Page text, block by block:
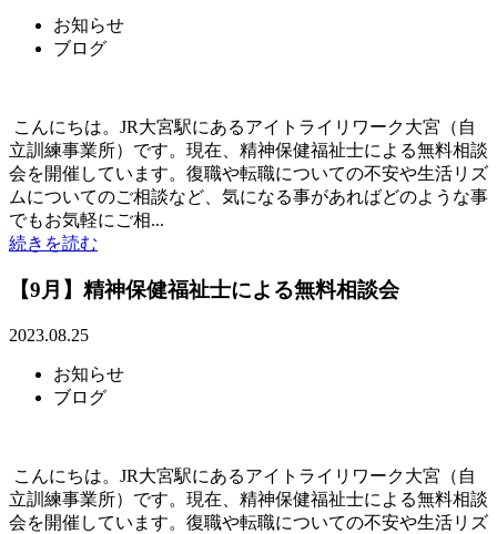
お知らせ
ブログ
こんにちは。JR大宮駅にあるアイトライリワーク大宮（自
立訓練事業所）です。現在、精神保健福祉士による無料相談
会を開催しています。復職や転職についての不安や生活リズ
ムについてのご相談など、気になる事があればどのような事
でもお気軽にご相...
続きを読む
【9月】精神保健福祉士による無料相談会
2023.08.25
お知らせ
ブログ
こんにちは。JR大宮駅にあるアイトライリワーク大宮（自
立訓練事業所）です。現在、精神保健福祉士による無料相談
会を開催しています。復職や転職についての不安や生活リズ